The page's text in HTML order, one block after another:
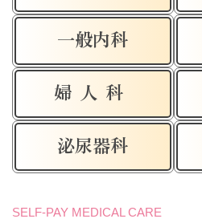
一般内科
婦人科
泌尿器科
SELF-PAY MEDICAL CARE